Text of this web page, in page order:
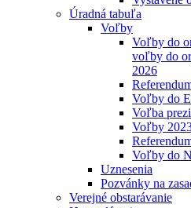
Úradná tabuľa
Voľby
Voľby do
voľby do
2026
Voľby do
Voľba
Voľby
Voľby do
Uznesenia
Pozvánky na
Verejné obstarávanie